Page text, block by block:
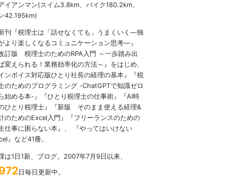
イアンマン(スイム3.8km、バイク180.2km、
42.195km)
刊『税理士は「話せなくても」うまくいく ―独
より楽しくなるコミュニケーション思考―』
改訂版 税理士のためのRPA入門 ～一歩踏み出
変えられる！業務効率化の方法～』をはじめ、
インボイス対応版ひとり社長の経理の基本』『税
のためのプログラミング -ChatGPTで知識ゼロ
始める本-』『ひとり税理士の仕事術』『AI時
ひとり税理士』『新版 そのまま使える経理&
のためのExcel入門』『フリーランスのための
仕事に困らない本』、 『やってはいけない
』など41冊。
は1日1新、ブログ。2007年7月9日以来、
日毎日更新中。